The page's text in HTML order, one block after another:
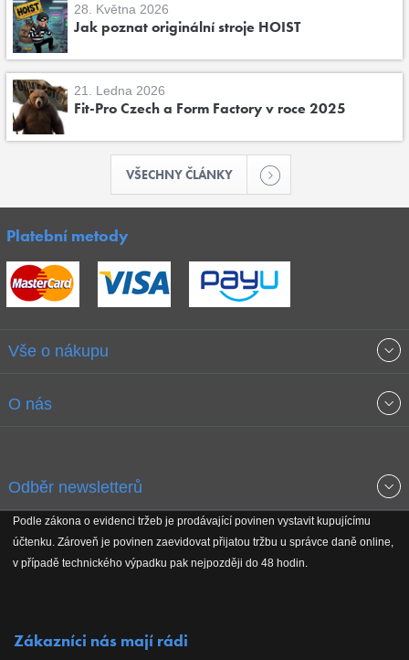
28. Května 2026
Jak poznat originální stroje HOIST
21. Ledna 2026
Fit-Pro Czech a Form Factory v roce 2025
VŠECHNY ČLÁNKY
Platební metody
Vše o nákupu
Obchodní podmínky
Reklamační řád
O nás
Koho podporujeme
Odběr newsletterů
Podle zákona o evidenci tržeb je prodávající povinen vystavit kupujícímu
účtenku. Zároveň je povinen zaevidovat přijatou tržbu u správce daně online,
v případě technického výpadku pak nejpozději do 48 hodin.
Zákazníci nás mají rádi